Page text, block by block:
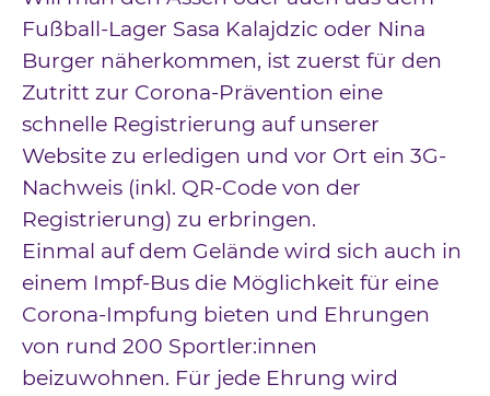
Fußball-Lager Sasa Kalajdzic oder Nina
Burger näherkommen, ist zuerst für den
Zutritt zur Corona-Prävention eine
schnelle Registrierung auf unserer
Website zu erledigen und vor Ort ein 3G-
Nachweis (inkl. QR-Code von der
Registrierung) zu erbringen.
Einmal auf dem Gelände wird sich auch in
einem Impf-Bus die Möglichkeit für eine
Corona-Impfung bieten und Ehrungen
von rund 200 Sportler:innen
beizuwohnen. Für jede Ehrung wird